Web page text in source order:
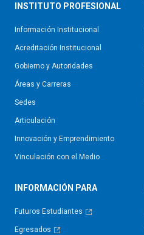
INSTITUTO PROFESIONAL
Información Institucional
Acreditación Institucional
Gobierno y Autoridades​
Áreas y Carreras
Sedes
Articulación
Innovación y Emprendimiento
Vinculación con el Medio
INFORMACIÓN PARA
Futuros Estudiantes
Egresados